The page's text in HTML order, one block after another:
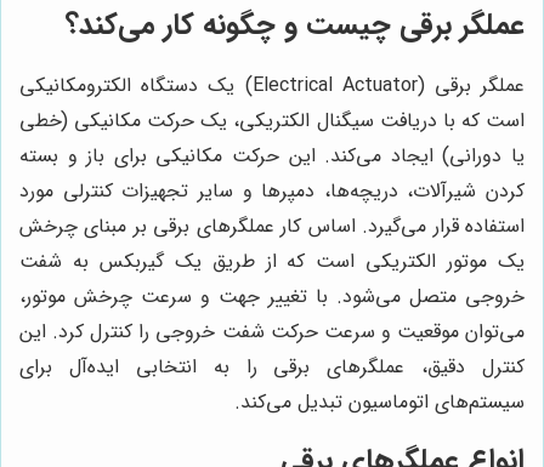
عملگر برقی چیست و چگونه کار می‌کند؟
عملگر برقی (Electrical Actuator) یک دستگاه الکترومکانیکی
است که با دریافت سیگنال الکتریکی، یک حرکت مکانیکی (خطی
یا دورانی) ایجاد می‌کند. این حرکت مکانیکی برای باز و بسته
کردن شیرآلات، دریچه‌ها، دمپرها و سایر تجهیزات کنترلی مورد
استفاده قرار می‌گیرد. اساس کار عملگرهای برقی بر مبنای چرخش
یک موتور الکتریکی است که از طریق یک گیربکس به شفت
خروجی متصل می‌شود. با تغییر جهت و سرعت چرخش موتور،
می‌توان موقعیت و سرعت حرکت شفت خروجی را کنترل کرد. این
کنترل دقیق، عملگرهای برقی را به انتخابی ایده‌آل برای
سیستم‌های اتوماسیون تبدیل می‌کند.